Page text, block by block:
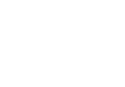
la Gravure et